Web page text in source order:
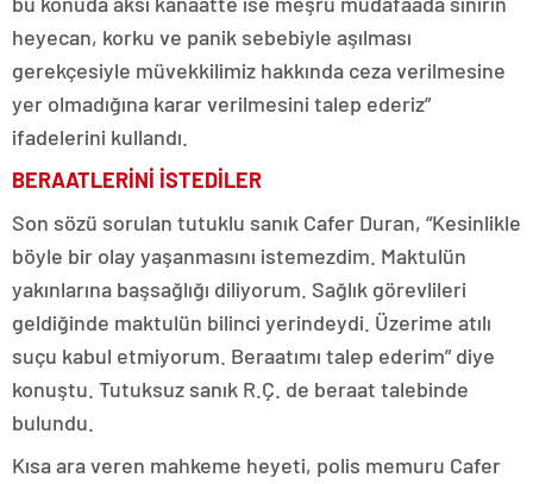
heyecan, korku ve panik sebebiyle aşılması
gerekçesiyle müvekkilimiz hakkında ceza verilmesine
yer olmadığına karar verilmesini talep ederiz”
ifadelerini kullandı.
BERAATLERİNİ İSTEDİLER
Son sözü sorulan tutuklu sanık Cafer Duran, “Kesinlikle
böyle bir olay yaşanmasını istemezdim. Maktulün
yakınlarına başsağlığı diliyorum. Sağlık görevlileri
geldiğinde maktulün bilinci yerindeydi. Üzerime atılı
suçu kabul etmiyorum. Beraatımı talep ederim” diye
konuştu. Tutuksuz sanık R.Ç. de beraat talebinde
bulundu.
Kısa ara veren mahkeme heyeti, polis memuru Cafer